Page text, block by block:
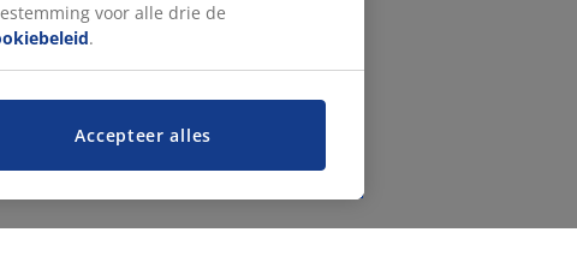
voor alle drie de
.
Accepteer alles